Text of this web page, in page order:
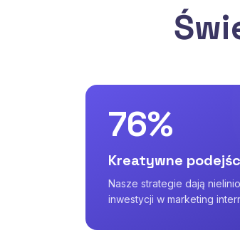
76%
Kreatywne
Nasze strategie dają
inwestycji w marketing